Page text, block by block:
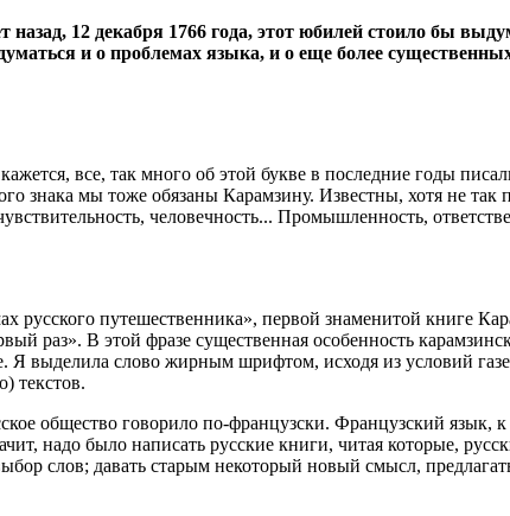
12 декабря 1766 года, этот юбилей стоило бы
и о проблемах языка, и о еще более
все, так много об этой букве в последние годы
знака мы тоже обязаны Карамзину. Известны, хотя не так
человечность... Промышленность,
путешественника», первой знаменитой книге
раз». В этой фразе существенная особенность
Я выделила слово жирным шрифтом, исходя из условий
текстов.
общество говорило по-французски. Французский
надо было написать русские книги, читая которые,
слов; давать старым некоторый новый смысл,